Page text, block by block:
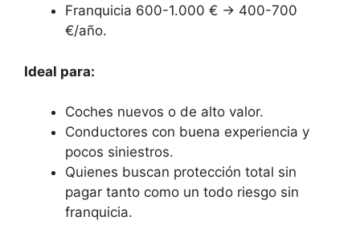
Franquicia 600-1.000 € → 400-700
€/año.
Ideal para:
Coches nuevos o de alto valor.
Conductores con buena experiencia y
pocos siniestros.
Quienes buscan protección total sin
pagar tanto como un todo riesgo sin
franquicia.